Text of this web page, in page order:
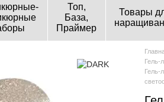
Топ,
База,
Праймер
Товары
Гель-
Гель-